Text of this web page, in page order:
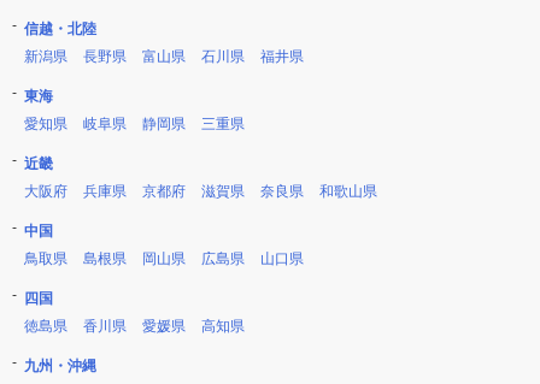
信越・北陸
新潟県
長野県 富山県 石川県 福井県
東海
愛知県
岐阜県 静岡県 三重県
近畿
大阪府
兵庫県 京都府 滋賀県 奈良県 和歌山県
中国
鳥取県
島根県 岡山県 広島県 山口県
四国
徳島県
香川県 愛媛県 高知県
九州・沖縄